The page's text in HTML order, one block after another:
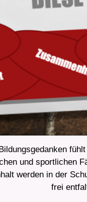
und sportlichen
werden in der
frei